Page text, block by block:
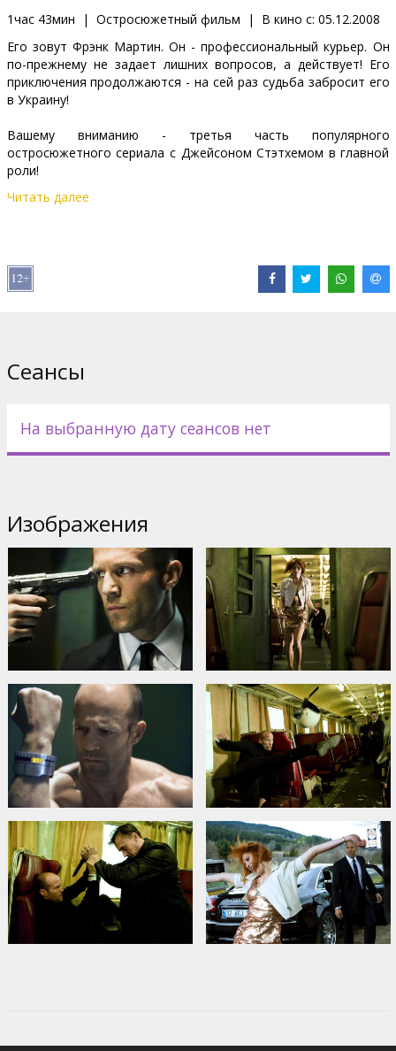
1час 43мин | Остросюжетный фильм | В кино с: 05.12.2008
Его зовут Фрэнк Мартин. Он - профессиональный курьер. Он
по-прежнему не задает лишних вопросов, а действует! Его
приключения продолжаются - на сей раз судьба забросит его
в Украину!
Вашему вниманию - третья часть популярного
остросюжетного сериала с Джейсоном Стэтхемом в главной
роли!
В ролях: Jason Statham, François Berléand, Natalya Rudakova,
Cценарий: Luc Besson, Robert Mark Kamen
Читать далее
Сеансы
На выбранную дату сеансов нет
Изображения